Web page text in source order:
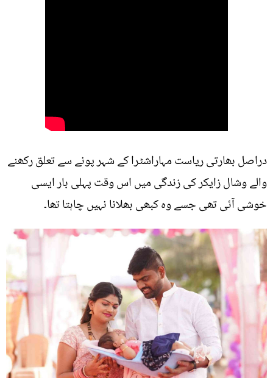
دراصل بھارتی ریاست مہاراشٹرا کے شہر پونے سے تعلق رکھنے
والے وشال زایکر کی زندگی میں اس وقت پہلی بار ایسی
خوشی آئی تھی جسے وہ کبھی بھلانا نہیں چاہتا تھا۔